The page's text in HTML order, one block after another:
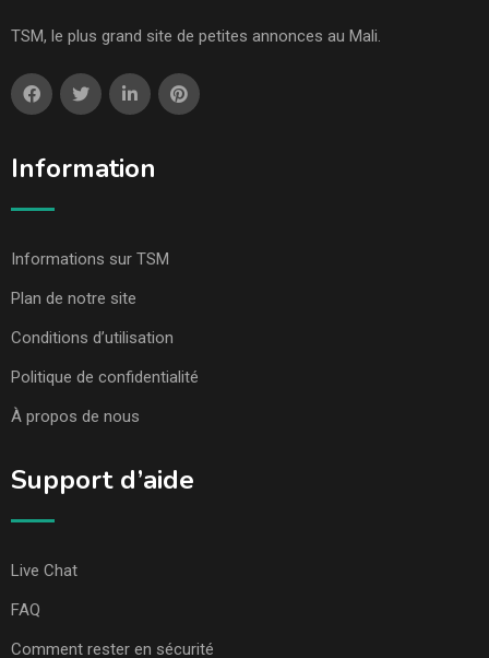
TSM, le plus grand site de petites annonces au Mali.
Information
Informations sur TSM
Plan de notre site
Conditions d’utilisation
Politique de confidentialité
À propos de nous
Support d’aide
Live Chat
FAQ
Comment rester en sécurité